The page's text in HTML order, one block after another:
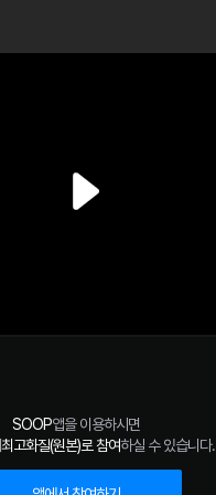
SOOP앱을 이용하시면
최고화질(원본)로 참여하실 수 있습니다.